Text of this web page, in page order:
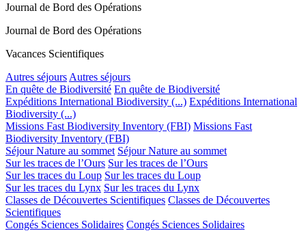
Journal de Bord des Opérations
Journal de Bord des Opérations
Vacances Scientifiques
Autres séjours Autres séjours
En quête de Biodiversité En quête de Biodiversité
Expéditions International Biodiversity (...) Expéditions International
Biodiversity (...)
Missions Fast Biodiversity Inventory (FBI) Missions Fast
Biodiversity Inventory (FBI)
Séjour Nature au sommet Séjour Nature au sommet
Sur les traces de l’Ours Sur les traces de l’Ours
Sur les traces du Loup Sur les traces du Loup
Sur les traces du Lynx Sur les traces du Lynx
Classes de Découvertes Scientifiques Classes de Découvertes
Scientifiques
Congés Sciences Solidaires Congés Sciences Solidaires